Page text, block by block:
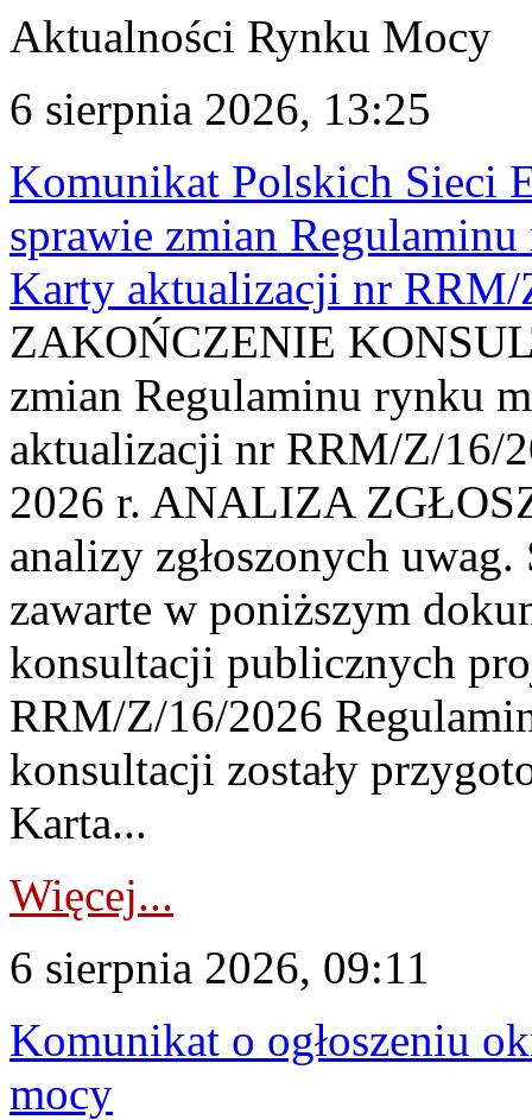
Aktualności Rynku Mocy
6 sierpnia 2026, 13:25
Komunikat Polskich Sieci
sprawie zmian
Karty aktualizacji nr
ZAKOŃCZENIE
zmian Regulaminu rynku
aktualizacji nr RRM/Z/16/
2026 r. ANALIZA
analizy zgłoszonych
zawarte w poniższym
konsultacji publicznych
RRM/Z/16/2026
konsultacji zostały
Karta...
Więcej...
6 sierpnia 2026, 09:11
Komunikat o ogłoszeniu
mocy